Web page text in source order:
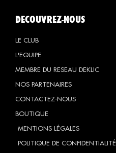
DECOUVREZ-NOUS
LE CLUB
L'EQUIPE
MEMBRE DU RESEAU DEKLIC
NOS PARTENAIRES
CONTACTEZ-NOUS
BOUTIQUE
MENTIONS LÉGALES
POLITIQUE DE CONFIDENTIALITÉ